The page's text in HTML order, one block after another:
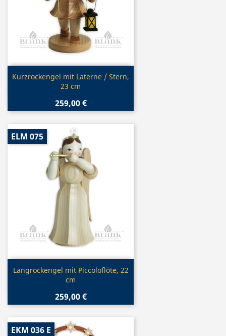
Vorschau
Kurzrockengel mit Laterne / Stern,
23 cm
259,00 €
Vorschau
Langrockengel mit Piccoloflöte, 22
cm
259,00 €
ELM 075
EKM 036 E